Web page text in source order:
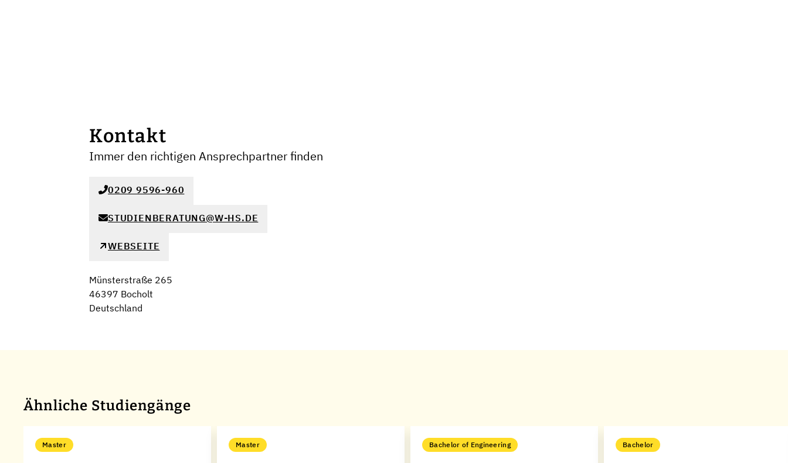
Kontakt
Immer den richtigen Ansprechpartner finden
0209 9596-960
STUDIENBERATUNG@W-HS.DE
WEBSEITE
Münsterstraße 265
46397 Bocholt
Deutschland
Ähnliche Studiengänge
Master Master Bachelor of Engineering Bachelor